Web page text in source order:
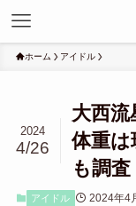
ホーム アイドル
大西
体重は
も調査
2024
4/26
アイドル 2024年4